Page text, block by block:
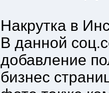
Накрутка в
В данной
добавление
бизнес